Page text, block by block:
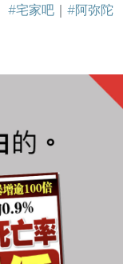
#宅家吧 ｜ #阿弥陀